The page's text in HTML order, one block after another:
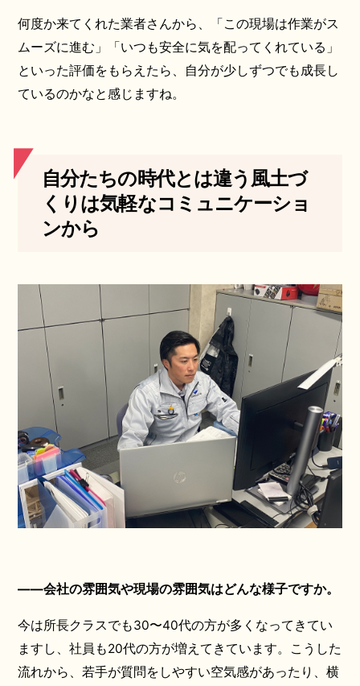
何度か来てくれた業者さんから、「この現場は作業がス
ムーズに進む」「いつも安全に気を配ってくれている」
といった評価をもらえたら、自分が少しずつでも成長し
ているのかなと感じますね。
自分たちの時代とは違う風土づ
くりは気軽なコミュニケーショ
ンから
――会社の雰囲気や現場の雰囲気はどんな様子ですか。
今は所長クラスでも30〜40代の方が多くなってきてい
ますし、社員も20代の方が増えてきています。こうした
流れから、若手が質問をしやすい空気感があったり、横